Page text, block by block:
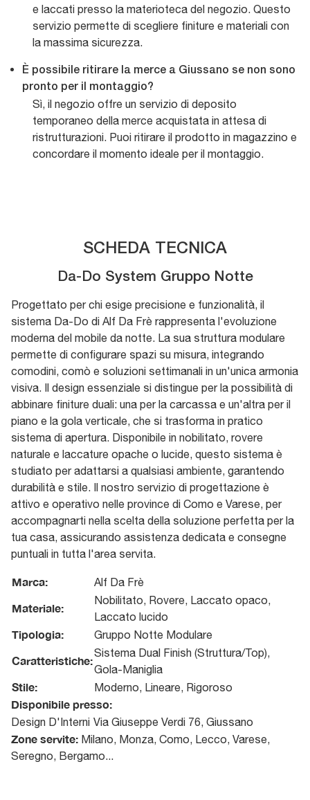
e laccati presso la materioteca del negozio. Questo
servizio permette di scegliere finiture e materiali con
la massima sicurezza.
È possibile ritirare la merce a Giussano se non sono
pronto per il montaggio?
Sì, il negozio offre un servizio di deposito
temporaneo della merce acquistata in attesa di
ristrutturazioni. Puoi ritirare il prodotto in magazzino e
concordare il momento ideale per il montaggio.
SCHEDA TECNICA
Da-Do System Gruppo Notte
Progettato per chi esige precisione e funzionalità, il
sistema Da-Do di Alf Da Frè rappresenta l'evoluzione
moderna del mobile da notte. La sua struttura modulare
permette di configurare spazi su misura, integrando
comodini, comò e soluzioni settimanali in un'unica armonia
visiva. Il design essenziale si distingue per la possibilità di
abbinare finiture duali: una per la carcassa e un'altra per il
piano e la gola verticale, che si trasforma in pratico
sistema di apertura. Disponibile in nobilitato, rovere
naturale e laccature opache o lucide, questo sistema è
studiato per adattarsi a qualsiasi ambiente, garantendo
durabilità e stile. Il nostro servizio di progettazione è
attivo e operativo nelle province di Como e Varese, per
accompagnarti nella scelta della soluzione perfetta per la
tua casa, assicurando assistenza dedicata e consegne
puntuali in tutta l'area servita.
Marca: Alf Da Frè
Materiale:
Nobilitato, Rovere, Laccato opaco,
Laccato lucido
Tipologia: Gruppo Notte Modulare
Caratteristiche:
Sistema Dual Finish (Struttura/Top),
Gola-Maniglia
Stile: Moderno, Lineare, Rigoroso
Disponibile presso:
Design D'Interni Via Giuseppe Verdi 76, Giussano
Zone servite: Milano, Monza, Como, Lecco, Varese,
Seregno, Bergamo...